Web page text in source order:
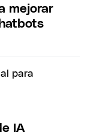
mejorar
IA